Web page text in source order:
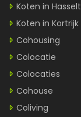
Koten in Hasselt
Koten in Kortrijk
Cohousing
Colocatie
Colocaties
Cohouse
Coliving